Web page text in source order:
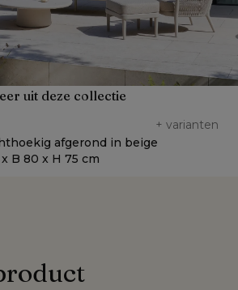
uit deze collectie
+ varianten
afgerond in beige
B 80 x H 75 cm